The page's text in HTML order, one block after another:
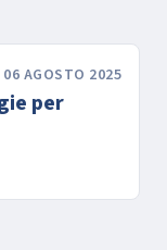
06 AGOSTO 2025
per